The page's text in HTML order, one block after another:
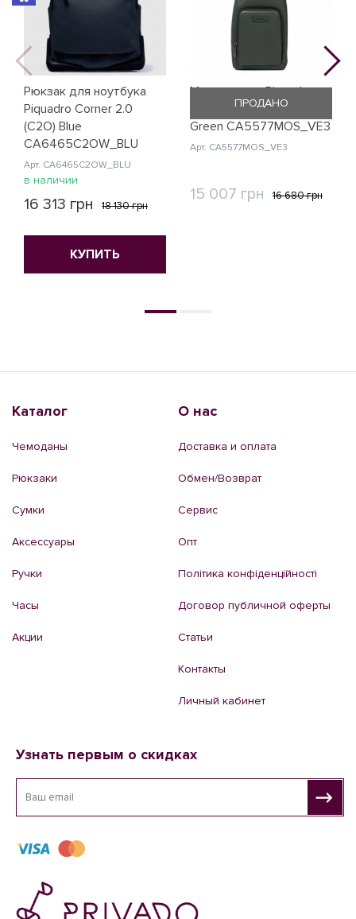
Рюкзак для ноутбука
Piquadro Corner 2.0
(C2O) Blue
CA6465C2OW_BLU
Арт. CA6465C2OW_BLU
в наличии
16 313 грн 18 130 грн
КУПИТЬ
Монорюкзак Piquadro
Modus Restyling (MOS)
Green CA5577MOS_VE3
Арт. CA5577MOS_VE3
ПРОДАНО
15 007 грн 16 680 грн
Каталог
Чемоданы
Рюкзаки
Сумки
Аксессуары
Ручки
Часы
Акции
О нас
Доставка и оплата
Обмен/Возврат
Сервис
Опт
Політика конфіденційності
Договор публичной оферты
Статьи
Контакты
Личный кабинет
Узнать первым о скидках